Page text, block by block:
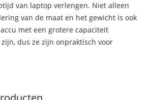
van laptop verlengen. Niet alleen
van de maat en het gewicht is ook
met een grotere capaciteit
dus ze zijn onpraktisch voor